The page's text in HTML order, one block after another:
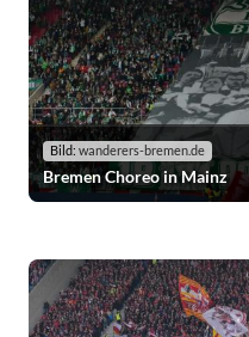
Bild: wanderers-bremen.de
Bremen Choreo in Mainz